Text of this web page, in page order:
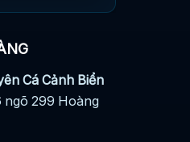
Cá Cảnh Biển
ngõ 299 Hoàng